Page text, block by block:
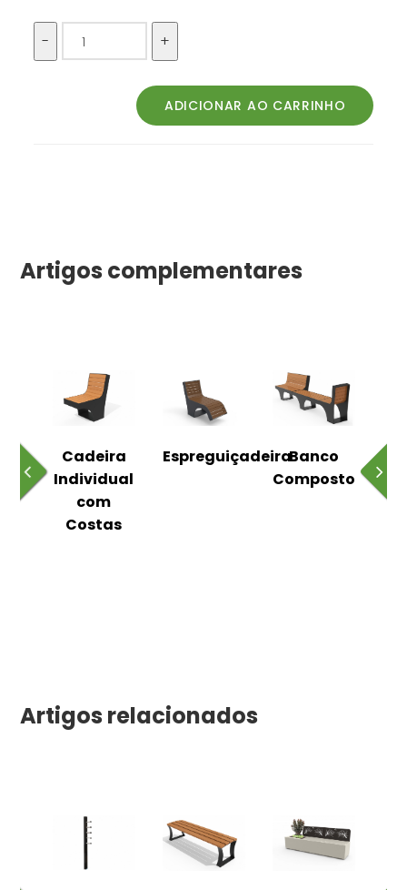
Artigos complementares
Cadeira
Individual
com
Costas
EspreguiçadeiraBanco
Composto
Artigos relacionados